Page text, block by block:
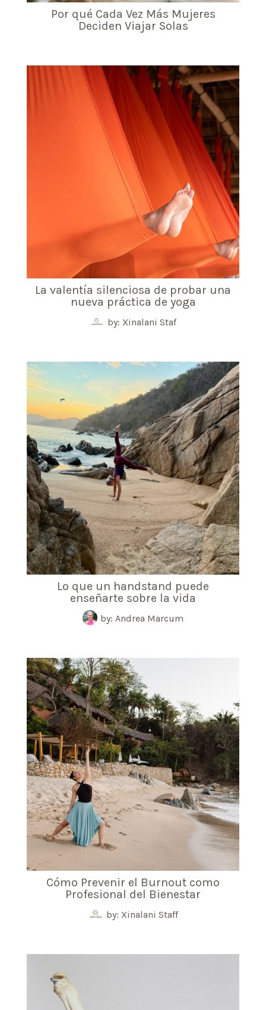
Por qué Cada Vez Más Mujeres
Deciden Viajar Solas
La valentía silenciosa de probar una
nueva práctica de yoga
by: Xinalani Staf
Lo que un handstand puede
enseñarte sobre la vida
by: Andrea Marcum
Cómo Prevenir el Burnout como
Profesional del Bienestar
by: Xinalani Staff